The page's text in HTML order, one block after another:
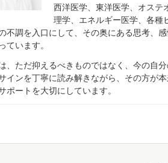
西洋医学、東洋医学、オステ
理学、エネルギー医学、各種
不調を入口にして、その奥にある思考、
ています。
、ただ抑えるべきものではなく、今の自
インを丁寧に読み解きながら、その方が
ポートを大切にしています。